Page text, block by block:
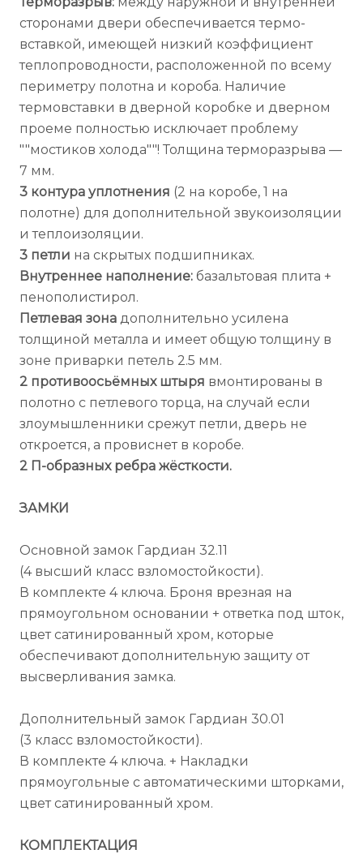
сторонами двери обеспечивается термо-
вставкой, имеющей низкий коэффициент
теплопроводности, расположенной по всему
периметру полотна и короба. Наличие
термовставки в дверной коробке и дверном
проеме полностью исключает проблему
""мостиков холода""! Толщина терморазрыва —
7 мм.
3 контура уплотнения (2 на коробе, 1 на
полотне) для дополнительной звукоизоляции
и теплоизоляции.
3 петли на скрытых подшипниках.
Внутреннее наполнение: базальтовая плита +
пенополистирол.
Петлевая зона дополнительно усилена
толщиной металла и имеет общую толщину в
зоне приварки петель 2.5 мм.
2 противоосьёмных штыря вмонтированы в
полотно с петлевого торца, на случай если
злоумышленники срежут петли, дверь не
откроется, а провиснет в коробе.
2 П-образных ребра жёсткости.
ЗАМКИ
Основной замок Гардиан 32.11
(4 высший класс взломостойкости).
В комплекте 4 ключа. Броня врезная на
прямоугольном основании + ответка под шток,
цвет сатинированный хром, которые
обеспечивают дополнительную защиту от
высверливания замка.
Дополнительный замок Гардиан 30.01
(3 класс взломостойкости).
В комплекте 4 ключа. + Накладки
прямоугольные с автоматическими шторками,
цвет сатинированный хром.
КОМПЛЕКТАЦИЯ